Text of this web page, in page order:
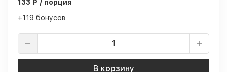
133 ₽ / порция
+119 бонусов
В корзину